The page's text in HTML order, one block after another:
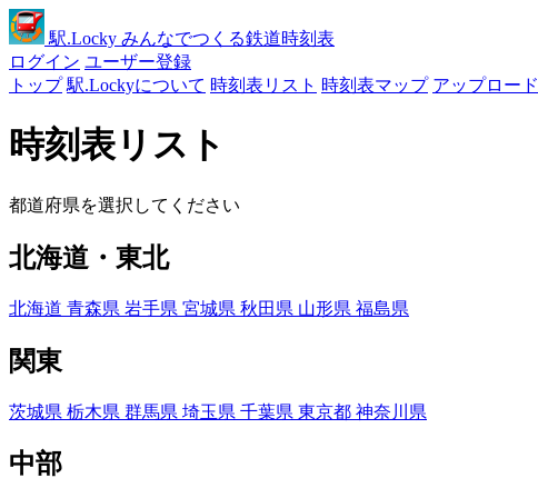
駅.Locky みんなでつくる鉄道時刻表
ログイン ユーザー登録
トップ 駅.Lockyについて 時刻表リスト 時刻表マップ アップロード
時刻表リスト
都道府県を選択してください
北海道・東北
北海道 青森県 岩手県 宮城県 秋田県 山形県 福島県
関東
茨城県 栃木県 群馬県 埼玉県 千葉県 東京都 神奈川県
中部